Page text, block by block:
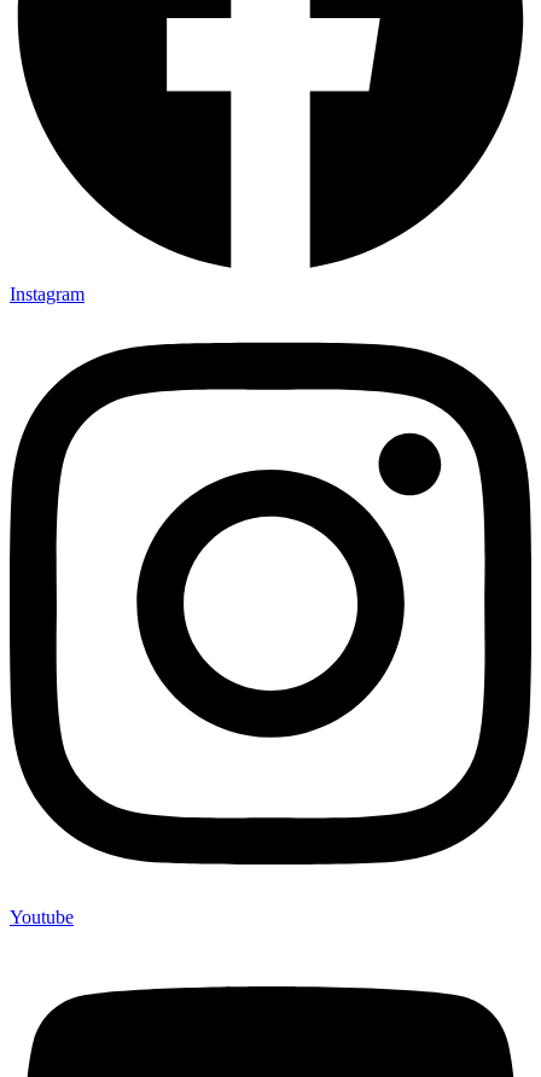
Instagram
Youtube